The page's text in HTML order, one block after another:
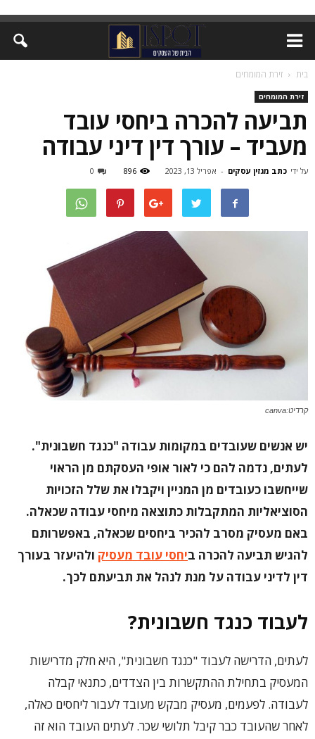
בית זירת המומחים
זירת המומחים
תביעה להכרה ביחסי עובד
מעביד – עורך דין דיני עבודה
על ידי כתב מגזין עסקים - אפריל 13, 2023 896
0
קרדיט:canva
יש אנשים שעובדים במקומות עבודה "כנגד חשבונית".
לעתים, נדמה להם כי לאור אופי העסקתם מן הראוי
שייחשבו כעובדים מן המניין ויקבלו את שלל הזכויות
הסוציאליות המתקבלות כתוצאה מיחסי עבודה שכאלה.
באם מעסיק מסרב להכיר ביחסים שכאלה, באפשרותם
להגיש תביעה להכרה ביחסי עובד מעסיק ולהיעזר בעורך
דין לדיני עבודה על מנת לנהל את תביעתם לכך.
לעבוד כנגד חשבונית?
לעתים, הדרישה לעבוד "כנגד חשבונית", היא חלק מדרישות
המעסיק בתחילת ההתקשרות בין הצדדים, כתנאי קבלה
לעבודה. לפעמים, מעסיק מבקש מעובד לעבור ליחסים כאלה,
לאחר שהעובד כבר קיבל תלושי שכר. לעתים העובד הוא זה